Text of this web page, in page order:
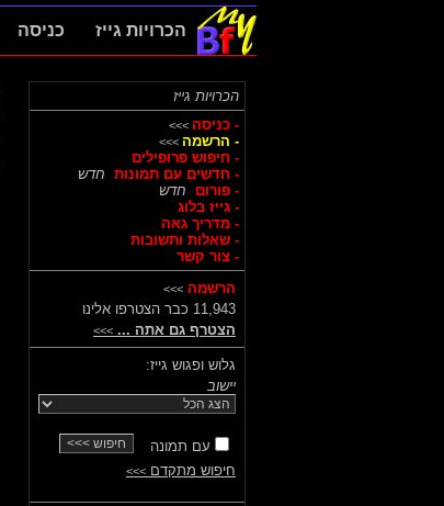
הכרויות גייז כניסה
הכרויות גייז
- כניסה >>>
- הרשמה >>>
- חיפוש פרופילים
- חדשים עם תמונות חדש
- פורום
חדש
- גייז בלוג
- מדריך גאה
- שאלות ותשובות
- צור קשר
הרשמה >>>
11,943 כבר הצטרפו אלינו
הצטרף גם אתה ... >>>
גלוש ופגוש גייז:
יישוב
עם תמונה
חיפוש מתקדם >>>